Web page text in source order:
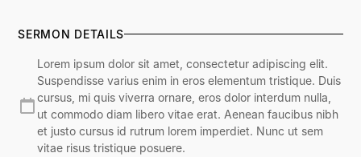
SERMON DETAILS
Lorem ipsum dolor sit amet, consectetur adipiscing elit.
Suspendisse varius enim in eros elementum tristique. Duis
cursus, mi quis viverra ornare, eros dolor interdum nulla,
ut commodo diam libero vitae erat. Aenean faucibus nibh
et justo cursus id rutrum lorem imperdiet. Nunc ut sem
vitae risus tristique posuere.